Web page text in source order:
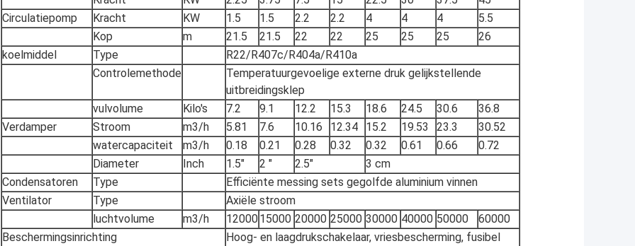
Circulatiepomp
Kracht KW 1.5 1.5 2.2 2.2 4 4 4
5.5
Kop
m 21.5 21.5 22 22 25 25 25
26
koelmiddel
Type
R22/R407c/R404a/R410a
Controlemethode
Temperatuurgevoelige externe druk gelijkstellende
uitbreidingsklep
vulvolume
Kilo's 7.2 9.1 12.2 15.3 18.6 24.5 30.6
36.8
Verdamper
Stroom m3/h 5.81 7.6 10.16 12.34 15.2 19.53 23.3
30.52
watercapaciteit
m3/h 0.18 0.21 0.28 0.32 0.32 0.61 0.66
0.72
Diameter
Inch 1.5" 2 " 2.5"
3 cm
Condensatoren
Type
Efficiënte messing sets gegolfde aluminium vinnen
Ventilator
Type
Axiële stroom
luchtvolume
m3/h 1200015000 20000 25000 30000 40000 50000
60000
Beschermingsinrichting
Hoog- en laagdrukschakelaar, vriesbescherming, fusibel